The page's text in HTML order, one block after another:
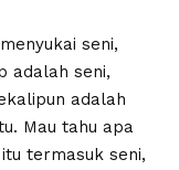
seni,
adalah seni,
adalah
Mau tahu apa
termasuk seni,